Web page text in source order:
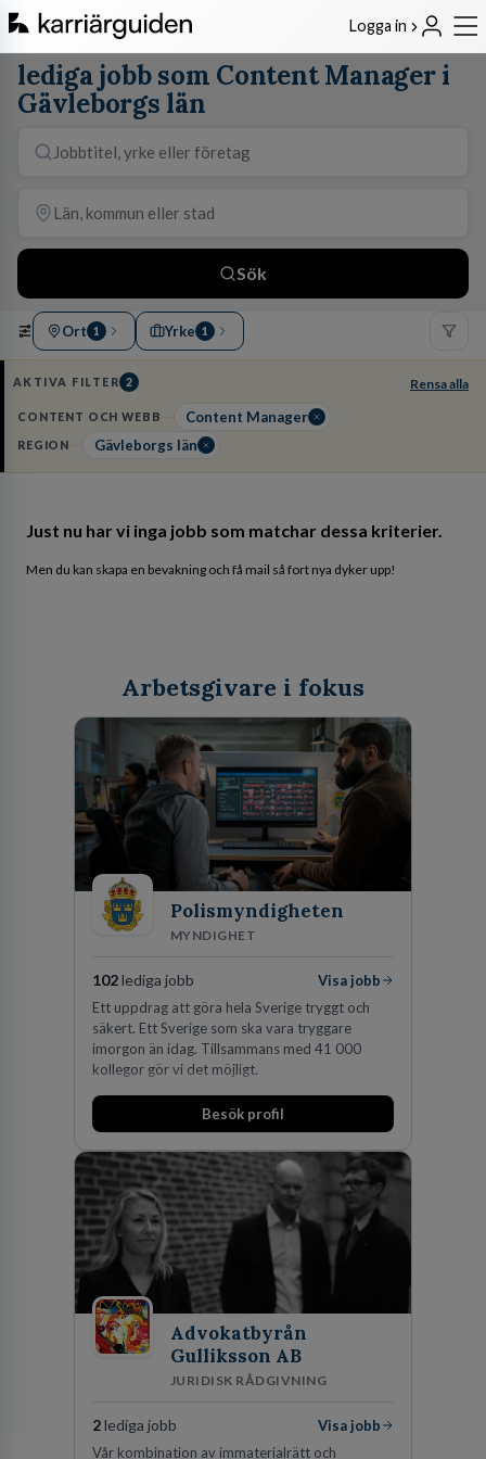
Logga in
lediga jobb som Content Manager i
Gävleborgs län
Sök
Ort 1 Yrke 1
AKTIVA FILTER 2 Rensa alla
CONTENT OCH WEBB Content Manager
REGION Gävleborgs län
Just nu har vi inga jobb som matchar dessa kriterier.
Men du kan skapa en bevakning och få mail så fort nya dyker upp!
Arbetsgivare i fokus
Polismyndigheten
MYNDIGHET
102lediga jobb
Visa jobb
Ett uppdrag att göra hela Sverige tryggt och
säkert. Ett Sverige som ska vara tryggare
imorgon än idag. Tillsammans med 41 000
kollegor gör vi det möjligt.
Besök profil
Advokatbyrån
Gulliksson AB
JURIDISK RÅDGIVNING
2lediga jobb
Visa jobb
Vår kombination av immaterialrätt och